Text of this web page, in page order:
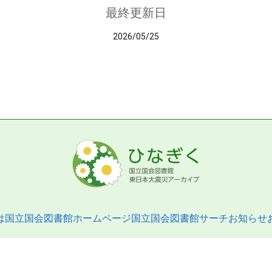
最終更新日
2026/05/25
国立国会図書館ホームページ国立国会図書館サーチお知らせ